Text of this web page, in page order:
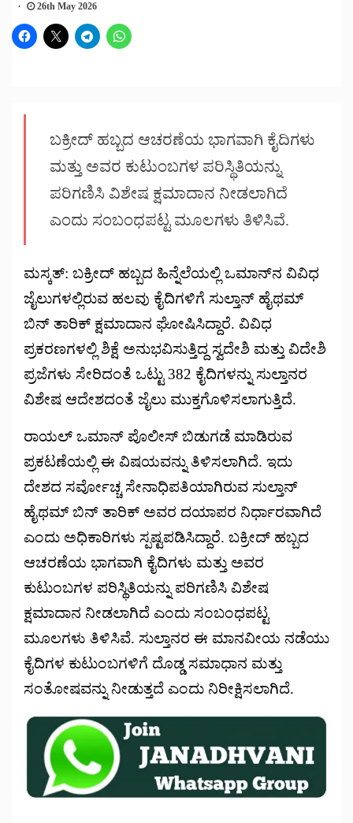
26th May 2026
ಬಕ್ರೀದ್ ಹಬ್ಬದ ಆಚರಣೆಯ ಭಾಗವಾಗಿ ಕೈದಿಗಳು
ಮತ್ತು ಅವರ ಕುಟುಂಬಗಳ ಪರಿಸ್ಥಿತಿಯನ್ನು
ಪರಿಗಣಿಸಿ ವಿಶೇಷ ಕ್ಷಮಾದಾನ ನೀಡಲಾಗಿದೆ
ಎಂದು ಸಂಬಂಧಪಟ್ಟ ಮೂಲಗಳು ತಿಳಿಸಿವೆ.
ಮಸ್ಕತ್: ಬಕ್ರೀದ್ ಹಬ್ಬದ ಹಿನ್ನೆಲೆಯಲ್ಲಿ ಒಮಾನ್‌ನ ವಿವಿಧ
ಜೈಲುಗಳಲ್ಲಿರುವ ಹಲವು ಕೈದಿಗಳಿಗೆ ಸುಲ್ತಾನ್ ಹೈಥಮ್
ಬಿನ್ ತಾರಿಕ್ ಕ್ಷಮಾದಾನ ಘೋಷಿಸಿದ್ದಾರೆ. ವಿವಿಧ
ಪ್ರಕರಣಗಳಲ್ಲಿ ಶಿಕ್ಷೆ ಅನುಭವಿಸುತ್ತಿದ್ದ ಸ್ವದೇಶಿ ಮತ್ತು ವಿದೇಶಿ
ಪ್ರಜೆಗಳು ಸೇರಿದಂತೆ ಒಟ್ಟು 382 ಕೈದಿಗಳನ್ನು ಸುಲ್ತಾನರ
ವಿಶೇಷ ಆದೇಶದಂತೆ ಜೈಲು ಮುಕ್ತಗೊಳಿಸಲಾಗುತ್ತಿದೆ.
ರಾಯಲ್ ಒಮಾನ್ ಪೊಲೀಸ್ ಬಿಡುಗಡೆ ಮಾಡಿರುವ
ಪ್ರಕಟಣೆಯಲ್ಲಿ ಈ ವಿಷಯವನ್ನು ತಿಳಿಸಲಾಗಿದೆ. ಇದು
ದೇಶದ ಸರ್ವೋಚ್ಚ ಸೇನಾಧಿಪತಿಯಾಗಿರುವ ಸುಲ್ತಾನ್
ಹೈಥಮ್ ಬಿನ್ ತಾರಿಕ್ ಅವರ ದಯಾಪರ ನಿರ್ಧಾರವಾಗಿದೆ
ಎಂದು ಅಧಿಕಾರಿಗಳು ಸ್ಪಷ್ಟಪಡಿಸಿದ್ದಾರೆ. ಬಕ್ರೀದ್ ಹಬ್ಬದ
ಆಚರಣೆಯ ಭಾಗವಾಗಿ ಕೈದಿಗಳು ಮತ್ತು ಅವರ
ಕುಟುಂಬಗಳ ಪರಿಸ್ಥಿತಿಯನ್ನು ಪರಿಗಣಿಸಿ ವಿಶೇಷ
ಕ್ಷಮಾದಾನ ನೀಡಲಾಗಿದೆ ಎಂದು ಸಂಬಂಧಪಟ್ಟ
ಮೂಲಗಳು ತಿಳಿಸಿವೆ. ಸುಲ್ತಾನರ ಈ ಮಾನವೀಯ ನಡೆಯು
ಕೈದಿಗಳ ಕುಟುಂಬಗಳಿಗೆ ದೊಡ್ಡ ಸಮಾಧಾನ ಮತ್ತು
ಸಂತೋಷವನ್ನು ನೀಡುತ್ತದೆ ಎಂದು ನಿರೀಕ್ಷಿಸಲಾಗಿದೆ.